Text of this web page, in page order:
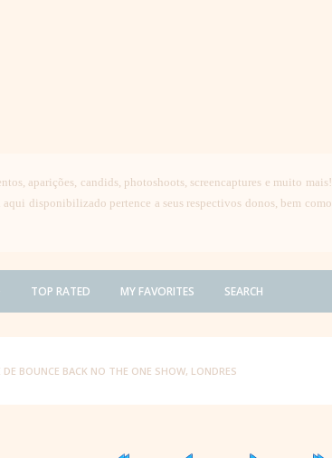
aparições, candids, photoshoots, screencaptures e muito mais!
disponibilizado pertence a seus respectivos donos, bem como
TOP RATED MY FAVORITES SEARCH
BOUNCE BACK NO THE ONE SHOW, LONDRES